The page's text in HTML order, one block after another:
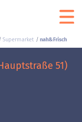
Supermarket nah&Frisch
51)